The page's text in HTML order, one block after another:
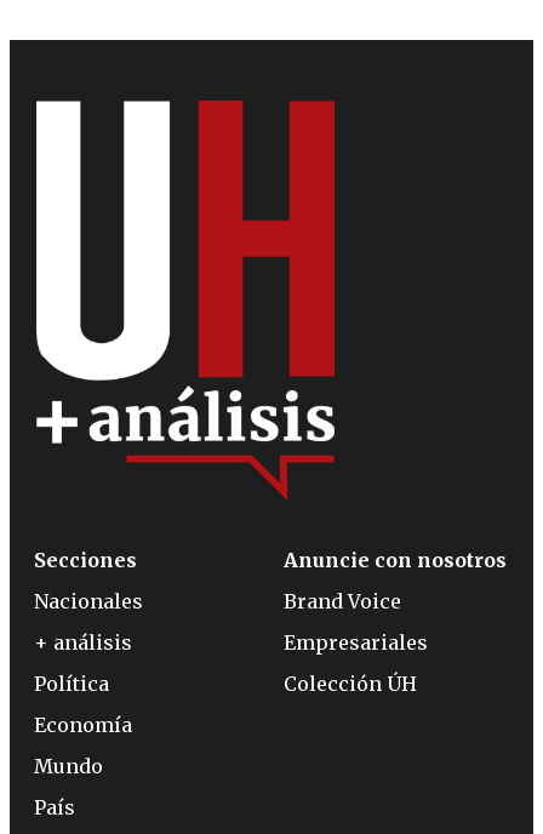
Secciones
Nacionales
+ análisis
Política
Economía
Mundo
País
Anuncie con nosotros
Brand Voice
Empresariales
Colección ÚH